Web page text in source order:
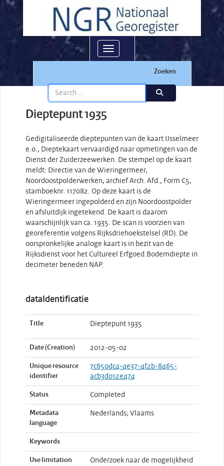
Toggle navigation
Zoeken
Dieptepunt 1935
Gedigitaliseerde dieptepunten van de kaart IJsselmeer
e.o., Dieptekaart vervaardigd naar opmetingen van de
Dienst der Zuiderzeewerken. De stempel op de kaart
meldt: Directie van de Wieringermeer,
Noordoostpolderwerken, archief Arch. Afd., Form C5,
stamboeknr. 117082. Op deze kaart is de
Wieringermeer ingepolderd en zijn Noordoostpolder
en afsluitdijk ingetekend. De kaart is daarom
waarschijnlijk van ca. 1935. De scan is voorzien van
georeferentie volgens Rijksdriehoekstelsel (RD). De
oorspronkelijke analoge kaart is in bezit van de
Rijksdienst voor het Cultureel Erfgoed.Bodemdiepte in
decimeter beneden NAP.
dataIdentificatie
Title Dieptepunt 1935
Date (Creation) 2012-05-02
Unique resource
identifier
7c650dc4-4e37-4f2b-8465-
acb3d012e474
Status Completed
Metadata
language
Nederlands; Vlaams
Keywords
Use limitation
Onderzoek naar de mogelijkheid